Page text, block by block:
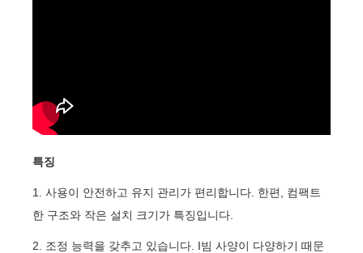
특징
1. 사용이 안전하고 유지 관리가 편리합니다. 한편, 컴팩트
한 구조와 작은 설치 크기가 특징입니다.
2. 조정 능력을 갖추고 있습니다. I빔 사양이 다양하기 때문